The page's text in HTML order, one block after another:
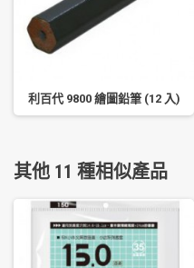
利百代 9800 繪圖鉛筆 (12 入)
其他 11 種相似產品